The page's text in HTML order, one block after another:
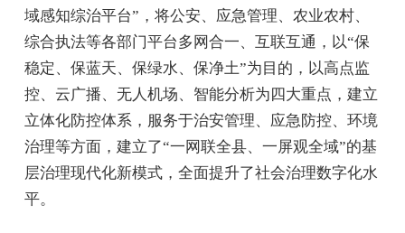
域感知综治平台”，将公安、应急管理、农业农村、
综合执法等各部门平台多网合一、互联互通，以“保
稳定、保蓝天、保绿水、保净土”为目的，以高点监
控、云广播、无人机场、智能分析为四大重点，建立
立体化防控体系，服务于治安管理、应急防控、环境
治理等方面，建立了“一网联全县、一屏观全域”的基
层治理现代化新模式，全面提升了社会治理数字化水
平。